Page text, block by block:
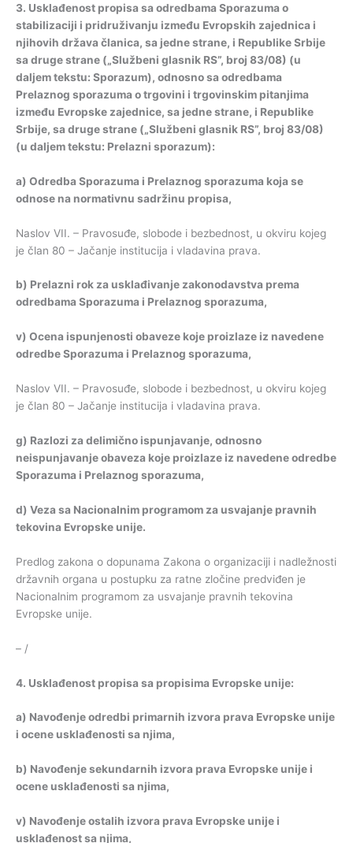
3. Usklađenost propisa sa odredbama Sporazuma o
stabilizaciji i pridruživanju između Evropskih zajednica i
njihovih država članica, sa jednestrane, i RepublikeSrbije
sa drugestrane („Službeni glasnik RS”, broj 83/08) (u
daljemtekstu: Sporazum), odnosnosa odredbama
Prelaznog sporazuma otrgovini i trgovinskim pitanjima
između Evropske zajednice, sa jednestrane, i Republike
Srbije, sa drugestrane („Službeni glasnik RS”, broj 83/08)
(u daljemtekstu: Prelazni sporazum):
a) Odredba Sporazuma i Prelaznog sporazuma koja se
odnose na normativnu sadržinu propisa,
Naslov VII. – Pravosuđe, slobode i bezbednost, u okviru kojeg
je član 80 – Jačanje institucija i vladavina prava.
b) Prelazni rokza usklađivanjezakonodavstva prema
odredbama Sporazuma i Prelaznog sporazuma,
v) Ocena ispunjenosti obaveze koje proizlaze iz navedene
odredbeSporazuma i Prelaznog sporazuma,
Naslov VII. – Pravosuđe, slobode i bezbednost, u okviru kojeg
je član 80 – Jačanje institucija i vladavina prava.
g) Razlozi za delimično ispunjavanje, odnosno
neispunjavanjeobaveza koje proizlaze iz navedeneodredbe
Sporazuma i Prelaznog sporazuma,
d) Veza sa Nacionalnim programom za usvajanje pravnih
tekovina Evropske unije.
Predlog zakona o dopunama Zakona o organizaciji i nadležnosti
državnih organa u postupku za ratne zločine predviđen je
Nacionalnim programom za usvajanje pravnih tekovina
Evropske unije.
– /
4. Usklađenost propisa sa propisima Evropske unije:
a) Navođenjeodredbi primarnih izvora prava Evropske unije
i ocene usklađenosti sa njima,
b) Navođenjesekundarnih izvora prava Evropske unije i
ocene usklađenosti sa njima,
v) Navođenjeostalih izvora prava Evropske unije i
usklađenostsa njima,